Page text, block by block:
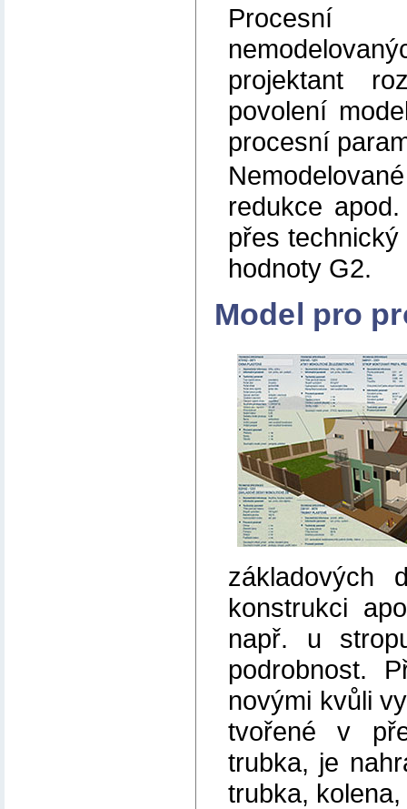
Procesní
projektant
povolení
procesní
redukce
přes
hodnoty G2.
Model pro
základových
konstrukci
např. u
podrobnost.
novými kvůli
tvořené v
trubka, je
trubka,